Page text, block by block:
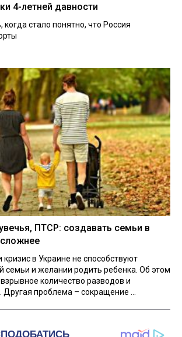
4-летней давности
стало понятно, что Россия
ПТСР: создавать семьи в
кризис в Украине не способствуют
семьи и желании родить ребенка. Об этом
количество разводов и
проблема – сокращение ...